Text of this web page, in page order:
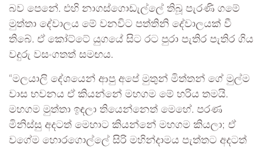
බව පෙනේ. එහි නාගස්ගොඩැල්ලේ තිබූ පැරණි ගමේ
මුත්තා දේවාලය මේ වනවිට පත්තිනි දේවාලයක් වී
තිබේ. ඒ කෝට්ටේ යුගයේ සිට රට පුරා පැතිර පැතිර ගිය
වදුරු වසංගතත් සමඟය.
“මලයාලි දේශයෙන් ආපු අපේ මුතුන් මිත්තන් ගේ මුල්ම
වාස භවනය ඒ කියන්නේ මහගම මේ හරිය තමයි.
මහගම මුත්තා ඉඳලා තියෙන්නෙත් මෙහේ. පරණ
මිනිස්සු අදටත් මෙහාට කියන්නේ මහගම කියලා; ඒ
වගේම හොරගොල්ලේ සිරි මහින්දාමය පැත්තට අදටත්